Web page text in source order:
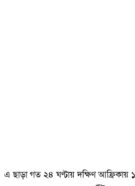
এ ছাড়া গত ২৪ ঘণ্টায় দক্ষিণ আফ্রিকায়